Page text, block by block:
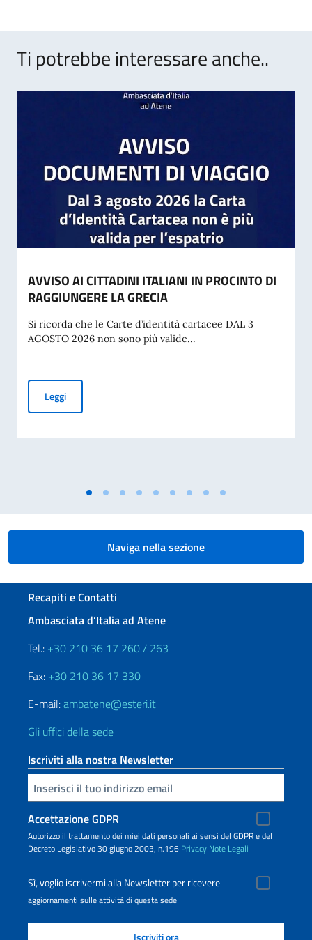
Ti potrebbe interessare anche..
AVVISO AI CITTADINI ITALIANI IN PROCINTO DI
RAGGIUNGERE LA GRECIA
Si ricorda che le Carte d’identità cartacee DAL 3
AGOSTO 2026 non sono più valide...
LeggiAVVISO AI CITTADINI ITALIANI IN PROCINTO DI
Naviga nella sezione
Sezione footer
Recapiti e Contatti
Ambasciata d’Italia ad Atene
Tel.: +30 210 36 17 260 / 263
Fax: +30 210 36 17 330
E-mail:ambatene@esteri.it
Gli uffici della sede
Iscriviti alla nostra Newsletter
Inserisci la tua email
Accettazione GDPR
Autorizzo il trattamento dei miei dati personali ai sensi del GDPR e del
Decreto Legislativo 30 giugno 2003, n.196 Privacy Note Legali
Sì, voglio iscrivermi alla Newsletter per ricevere
aggiornamenti sulle attività di questa sede